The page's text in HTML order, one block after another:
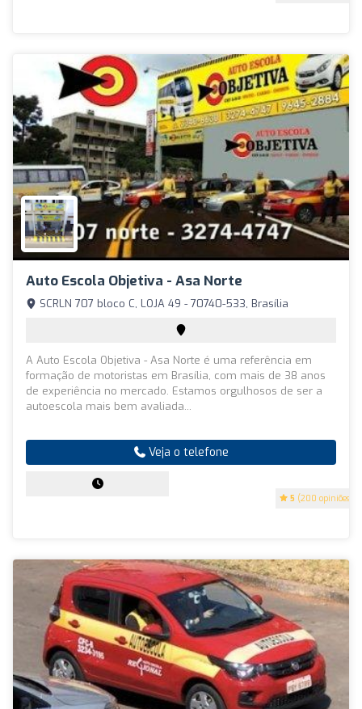
Auto Escola Objetiva - Asa Norte
5 (200 opiniões)
SCRLN 707 bloco C, LOJA 49 - 70740-533, Brasília
A Auto Escola Objetiva - Asa Norte é uma referência em
formação de motoristas em Brasília, com mais de 38 anos
de experiência no mercado. Estamos orgulhosos de ser a
autoescola mais bem avaliada...
Veja o telefone